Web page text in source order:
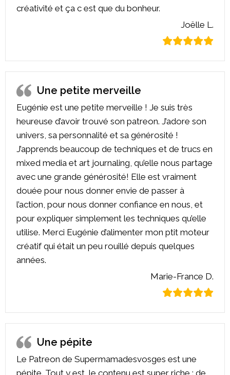
créativité et ça c est que du bonheur.
Joëlle L.
Une petite merveille
Eugénie est une petite merveille ! Je suis très
heureuse d’avoir trouvé son patreon. J’adore son
univers, sa personnalité et sa générosité !
J’apprends beaucoup de techniques et de trucs en
mixed media et art journaling, qu’elle nous partage
avec une grande générosité! Elle est vraiment
douée pour nous donner envie de passer à
l’action, pour nous donner confiance en nous, et
pour expliquer simplement les techniques qu’elle
utilise. Merci Eugénie d’alimenter mon ptit moteur
créatif qui était un peu rouillé depuis quelques
années.
Marie-France D.
Une pépite
Le Patreon de Supermamadesvosges est une
pépite. Tout y est, le contenu est super riche : de